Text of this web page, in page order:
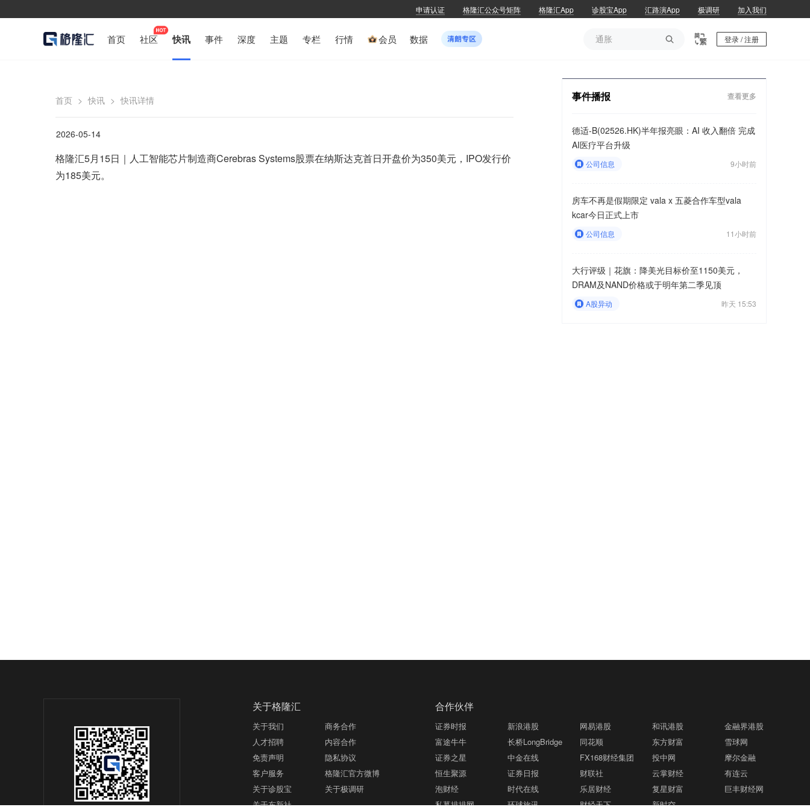
申请认证 格隆汇公众号矩阵 格隆汇App 诊股宝App 汇路演App 极调研 加入我们
首页 社区 快讯 事件 深度 主题 专栏 行情 会员 数据 
通胀
登录 / 注册
首页 > 快讯 > 快讯详情
2026-05-14
格隆汇5月15日｜人工智能芯片制造商Cerebras Systems股票在纳斯达克首日开盘价为350美元，IPO发行价
为185美元。
事件播报 查看更多
德适-B(02526.HK)半年报亮眼：AI 收入翻倍 完成
AI医疗平台升级
公司信息 9小时前
房车不再是假期限定 vala x 五菱合作车型vala
kcar今日正式上市
公司信息 11小时前
大行评级｜花旗：降美光目标价至1150美元，
DRAM及NAND价格或于明年第二季见顶
A股异动 昨天 15:53
关于格隆汇
关于我们
商务合作
人才招聘
内容合作
免责声明
隐私协议
客户服务
格隆汇官方微博
关于诊股宝
关于极调研
关于东新社
合作伙伴
证券时报 新浪港股 网易港股 和讯港股
金融界港股
富途牛牛
长桥LongBridge 同花顺 东方财富
雪球网
证券之星
中金在线 FX168财经集团 投中网
摩尔金融
恒生聚源
证券日报 财联社 云掌财经
有连云
泡财经
时代在线 乐居财经 复星财富
巨丰财经网
私募排排网
环球旅讯 财经天下 新时空